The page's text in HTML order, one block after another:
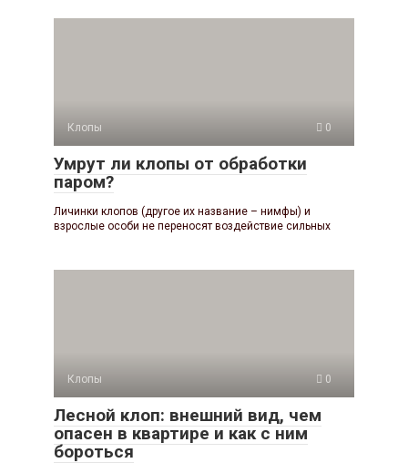
Клопы 0
Умрут ли клопы от обработки
паром?
Личинки клопов (другое их название – нимфы) и
взрослые особи не переносят воздействие сильных
Клопы 0
Лесной клоп: внешний вид, чем
опасен в квартире и как с ним
бороться